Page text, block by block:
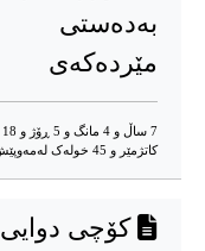
بەدەستی
مێردەکەی
7 ساڵ و 4 مانگ و 5 ڕۆژ و 18
کاتژمێر و 45 خوله‌ک له‌مه‌وپێش‌
کۆچی دوایی